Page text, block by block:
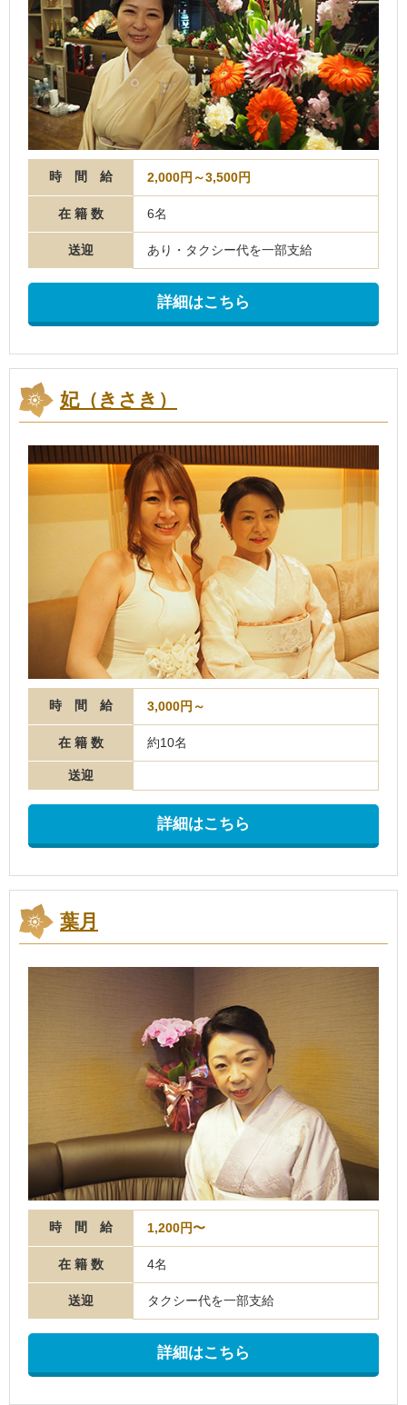
時 間 給 2,000円～3,500円
在 籍 数 6名
送迎 あり・タクシー代を一部支給
詳細はこちら
妃（きさき）
時 間 給 3,000円～
在 籍 数 約10名
送迎
詳細はこちら
葉月
時 間 給 1,200円〜
在 籍 数 4名
送迎 タクシー代を一部支給
詳細はこちら